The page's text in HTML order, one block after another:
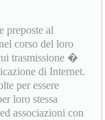
preposte al
corso del loro
trasmissione �
di Internet.
per essere
loro stessa
associazioni con